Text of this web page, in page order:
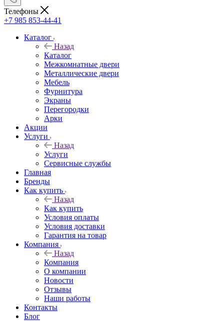
Телефоны
+7 985 853-44-41
Каталог
Назад
Каталог
Межкомнатные двери
Металлические двери
Мебель
Фурнитура
Экраны
Перегородки
Арки
Акции
Услуги
Назад
Услуги
Сервисные службы
Главная
Бренды
Как купить
Назад
Как купить
Условия оплаты
Условия доставки
Гарантия на товар
Компания
Назад
Компания
О компании
Новости
Отзывы
Наши работы
Контакты
Блог